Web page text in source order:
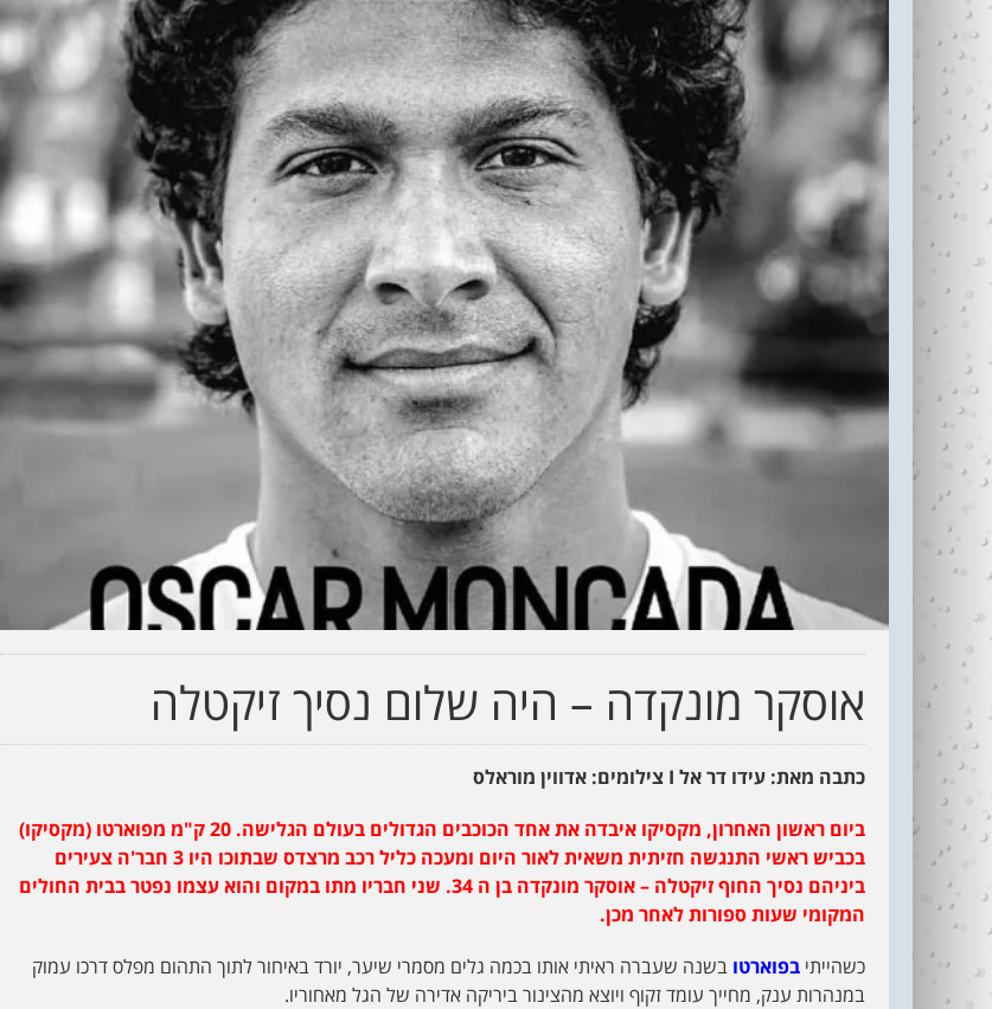
אוסקר מונקדה – היה שלום נסיך זיקטלה
כתבה מאת: עידו דר אל I צילומים: אדווין מוראלס
ביום ראשון האחרון, מקסיקו איבדה את אחד הכוכבים הגדולים בעולם הגלישה. 20 ק"מ מפוארטו (מקסיקו)
בכביש ראשי התנגשה חזיתית משאית לאור היום ומעכה כליל רכב מרצדס שבתוכו היו 3 חבר'ה צעירים
ביניהם נסיך החוף זיקטלה – אוסקר מונקדה בן ה 34. שני חבריו מתו במקום והוא עצמו נפטר בבית החולים
המקומי שעות ספורות לאחר מכן.
כשהייתי בפוארטו בשנה שעברה ראיתי אותו בכמה גלים מסמרי שיער, יורד באיחור לתוך התהום מפלס דרכו עמוק
במנהרות ענק, מחייך עומד זקוף ויוצא מהצינור ביריקה אדירה של הגל מאחוריו.
עדי כהן ז"ל (1987-
2006)
בין נתניה לחיפה
עוצרי�...
ההכנות – EILAT
ECO SUP TOUR
KITESURF
ASHDOD 2019
WINTER
CHALLENGE